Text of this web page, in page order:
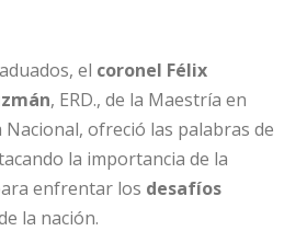
el coronel Félix
, ERD., de la Maestría en
ofreció las palabras de
la importancia de la
enfrentar los desafíos
la nación.